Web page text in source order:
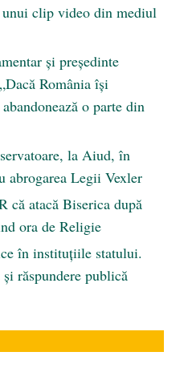
clip video din mediul
și președinte
România își
o parte din
la Aiud, în
abrogarea Legii Vexler
că atacă Biserica după
ora de Religie
în instituțiile statului.
răspundere publică